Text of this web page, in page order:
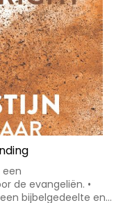
een
de evangeliën. •
bijbelgedeelte en